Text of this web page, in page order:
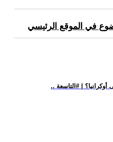
في الموقع الرئيسي
| #التاسعة